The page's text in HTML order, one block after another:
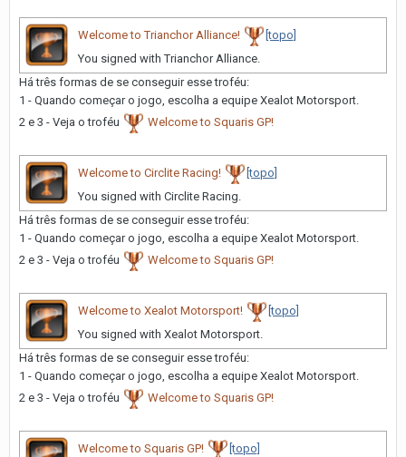
Welcome to Trianchor Alliance!
[topo]
You signed with Trianchor Alliance.
Há três formas de se conseguir esse troféu:
1 - Quando começar o jogo, escolha a equipe Xe alot Motorsport.
2 e 3 - Veja o troféu
Welcome to Squaris GP!
Welcome to Circlite Racing!
[topo]
You signed with Circlite Racing.
Há três formas de se conseguir esse troféu:
1 - Quando começar o jogo, escolha a equipe Xe alot Motorsport.
2 e 3 - Veja o troféu
Welcome to Squaris GP!
Welcome to Xealot Motorsport!
[topo]
You signed with Xealot Motorsport.
Há três formas de se conseguir esse troféu:
1 - Quando começar o jogo, escolha a equipe Xe alot Motorsport.
2 e 3 - Veja o troféu
Welcome to Squaris GP!
Welcome to Squaris GP!
[topo]